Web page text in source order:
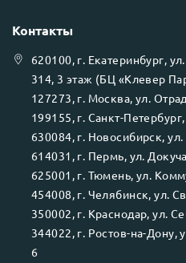
Контакты
620100, г. Екатеринбург,
314, 3 этаж (БЦ «Клевер
127273, г. Москва, ул.
199155, г. Санкт-Петербург
630084, г. Новосибирск, ул.
614031 , г. Пермь, ул.
625001 , г. Тюмень, ул.
454008, г. Челябинск, ул.
350002, г. Краснодар, ул.
344022, г. Ростов-на-Дону,
6